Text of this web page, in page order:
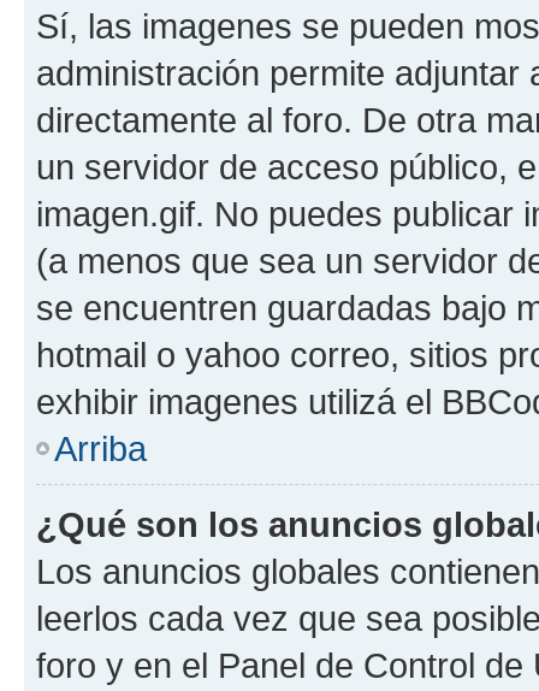
Sí, las imagenes se pueden
administración permite
directamente al foro. De otra
un servidor de acceso público,
imagen.gif. No puedes publicar
(a menos que sea un servidor
se encuentren guardadas bajo
hotmail o yahoo correo, sitios
exhibir imagenes utilizá el
Arriba
¿Qué son los anuncios
Los anuncios globales
leerlos cada vez que sea
foro y en el Panel de Control